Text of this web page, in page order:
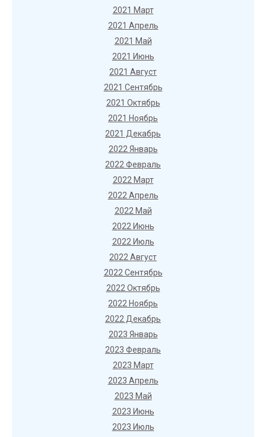
2021 Март
2021 Апрель
2021 Май
2021 Июнь
2021 Август
2021 Сентябрь
2021 Октябрь
2021 Ноябрь
2021 Декабрь
2022 Январь
2022 Февраль
2022 Март
2022 Апрель
2022 Май
2022 Июнь
2022 Июль
2022 Август
2022 Сентябрь
2022 Октябрь
2022 Ноябрь
2022 Декабрь
2023 Январь
2023 Февраль
2023 Март
2023 Апрель
2023 Май
2023 Июнь
2023 Июль